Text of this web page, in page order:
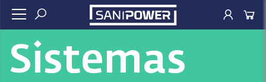
Sistemas